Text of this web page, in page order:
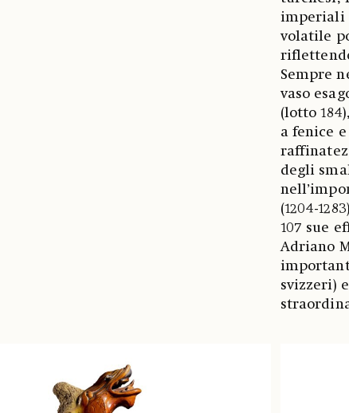
imperiali
volatile
Sempre
vaso
(lotto
a fenice
degli
(1204-
107 sue
Adriano
svizzeri)